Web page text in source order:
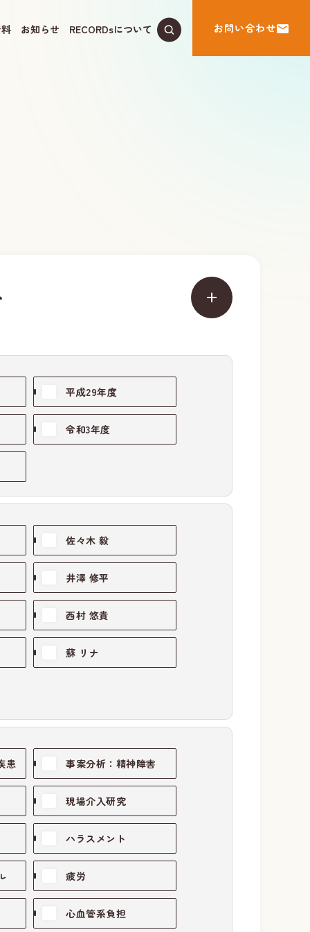
お知らせ RECORDsについて お問い合わせ
平成29年度
令和3年度
佐々木 毅
井澤 修平
西村 悠貴
蘇 リナ
患 事案分析：精神障害
現場介入研究
ハラスメント
疲労
心血管系負担